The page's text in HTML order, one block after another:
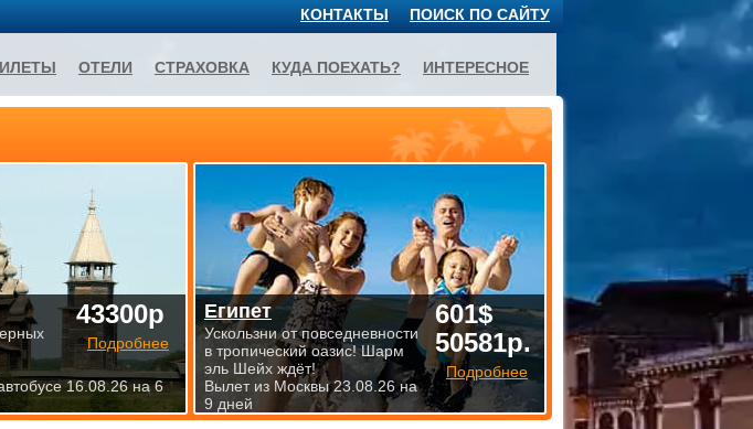
43300р
Подробнее
16.08.26 на 6
601$
50581р.
Подробнее
Египет
Ускользни от повседневности
в тропический оазис! Шарм
эль Шейх ждёт!
Вылет из Москвы 23.08.26 на
9 дней
ПОИСК ПО САЙТУ
КОНТАКТЫ
ОТЕЛИ СТРАХОВКА КУДА ПОЕХАТЬ? ИНТЕРЕСНОЕ